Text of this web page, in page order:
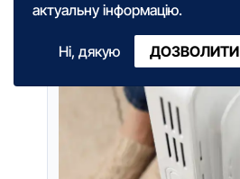
актуальну інформацію.
Ні, дякую ДОЗВОЛИТИ